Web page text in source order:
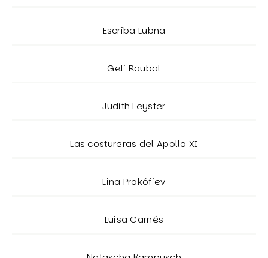
Escriba Lubna
Geli Raubal
Judith Leyster
Las costureras del Apollo XI
Lina Prokófiev
Luisa Carnés